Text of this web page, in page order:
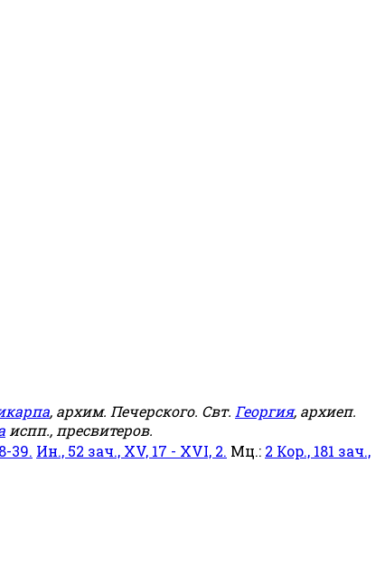
, архим. Печерского. Свт. Георгия, архиеп.
испп., пресвитеров.
39. Ин., 52 зач., XV, 17 - XVI, 2. Мц.: 2 Кор., 181 зач.,